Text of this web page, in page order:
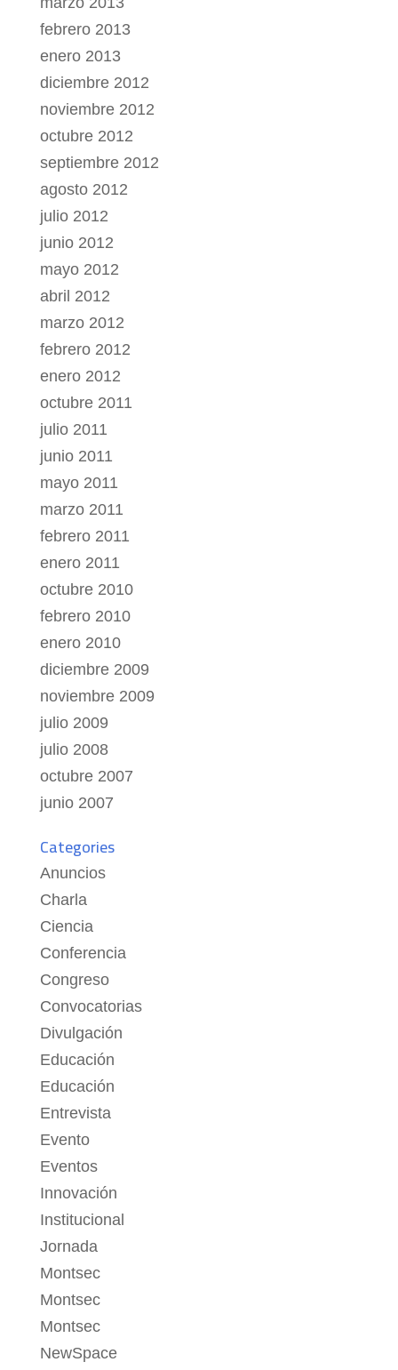
febrero 2013
enero 2013
diciembre 2012
noviembre 2012
octubre 2012
septiembre 2012
agosto 2012
julio 2012
junio 2012
mayo 2012
abril 2012
marzo 2012
febrero 2012
enero 2012
octubre 2011
julio 2011
junio 2011
mayo 2011
marzo 2011
febrero 2011
enero 2011
octubre 2010
febrero 2010
enero 2010
diciembre 2009
noviembre 2009
julio 2009
julio 2008
octubre 2007
junio 2007
Categories
Anuncios
Charla
Ciencia
Conferencia
Congreso
Convocatorias
Divulgación
Educación
Educación
Entrevista
Evento
Eventos
Innovación
Institucional
Jornada
Montsec
Montsec
Montsec
NewSpace